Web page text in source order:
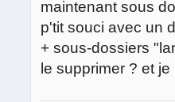
maintenant sous
p'tit souci avec un
+ sous-dossiers
le supprimer ? et